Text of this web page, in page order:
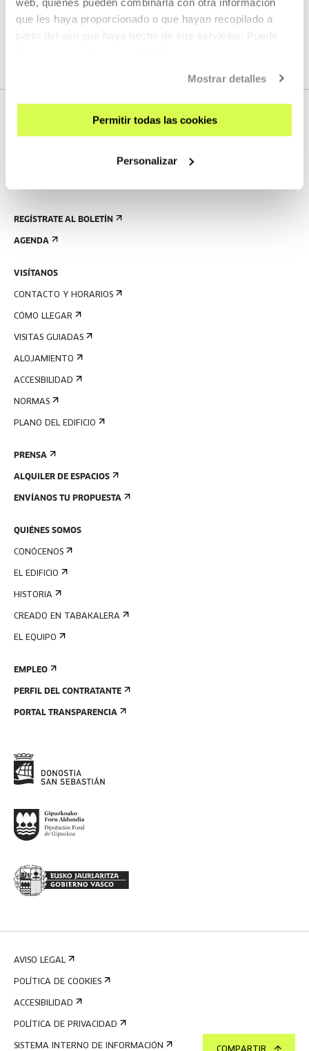
que les haya proporcionado o que hayan recopilado a
partir del uso que haya hecho de sus servicios. Puede
Mostrar detalles
Permitir todas las cookies
Personalizar
No tenemos programados nuevos streamings
REGÍSTRATE AL BOLETÍN
AGENDA
VISÍTANOS
CONTACTO Y HORARIOS
CÓMO LLEGAR
VISITAS GUIADAS
ALOJAMIENTO
ACCESIBILIDAD
NORMAS
PLANO DEL EDIFICIO
PRENSA
ALQUILER DE ESPACIOS
ENVÍANOS TU PROPUESTA
QUIÉNES SOMOS
CONÓCENOS
EL EDIFICIO
HISTORIA
CREADO EN TABAKALERA
EL EQUIPO
EMPLEO
PERFIL DEL CONTRATANTE
PORTAL TRANSPARENCIA
AVISO LEGAL
POLÍTICA DE COOKIES
ACCESIBILIDAD
POLÍTICA DE PRIVACIDAD
SISTEMA INTERNO DE INFORMACIÓN